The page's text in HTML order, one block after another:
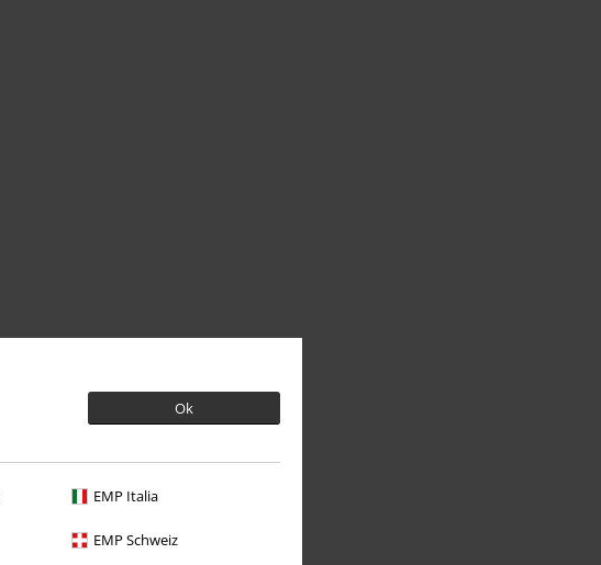
Ok
EMP Italia
EMP Schweiz